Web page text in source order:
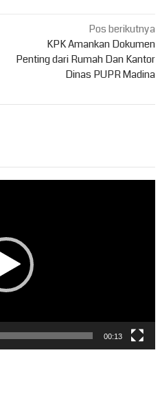
Pos berikutnya
KPK Amankan Dokumen
Penting dari Rumah Dan Kantor
Dinas PUPR Madina
00:13